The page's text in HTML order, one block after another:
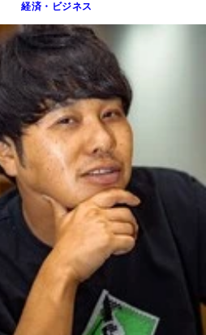
経済・ビジネス